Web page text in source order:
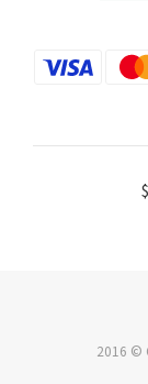
$
2016 ©